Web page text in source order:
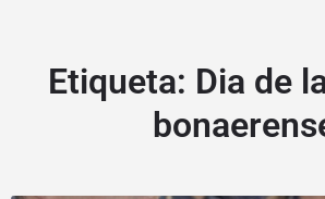
Etiqueta: Dia de